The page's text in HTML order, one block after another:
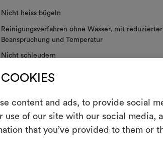
content and ads, to provide social
use of our site with our social media,
that you’ve provided to them or
Nicht heiss bügeln
Reinigungsverfahren ohne Wasser, mit
Beanspruchung und Temperatur
Nicht schleudern
Nicht im Tumbler trocknen
Behandlung.
PFLEGEHINWEISE